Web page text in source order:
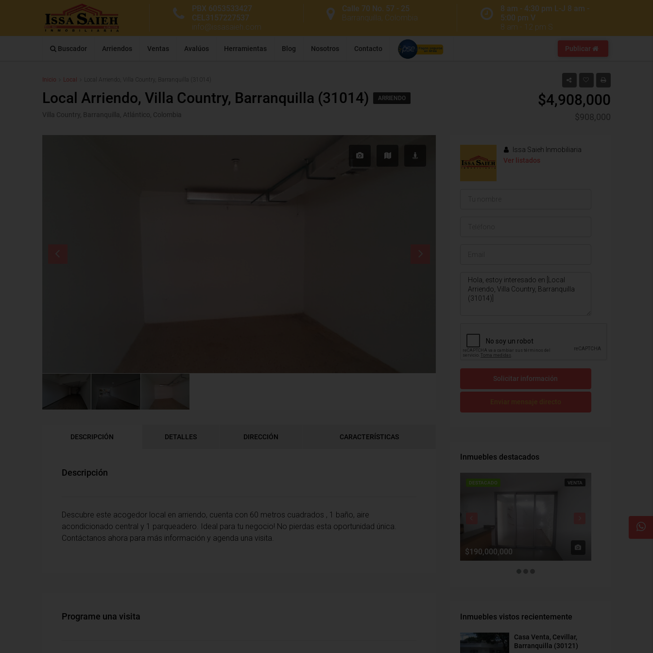
8 am - 4:30 pm L-J 8 am -
5:00 pm V
8 am - 12 pm S
Calle 70 No. 57 - 25
Barranquilla, Colombia
PBX 6053533427
CEL3157227537
info@issasaieh.com
Buscador Arriendos Ventas Avalúos Herramientas Blog Nosotros Contacto Publicar
Inicio Local Local Arriendo, Villa Country, Barranquilla (31014)
Local Arriendo, Villa Country, Barranquilla (31014) ARRIENDO
Villa Country, Barranquilla, Atlántico, Colombia
$4,908,000
$908,000
DESCRIPCIÓN DETALLES DIRECCIÓN CARACTERÍSTICAS
Descripción
Descubre este acogedor local en arriendo, cuenta con 60 metros cuadrados , 1 baño, aire
acondicionado central y 1 parqueadero. Ideal para tu negocio! No pierdas esta oportunidad única.
Contáctanos ahora para más información y agenda una visita.
Programe una visita
Issa Saieh Inmobiliaria
Ver listados
Solicitar información
Inmuebles destacados
DESTACADO VENTA
$190,000,000
Inmuebles vistos recientemente
Casa Venta, Cevillar,
Barranquilla (30121)